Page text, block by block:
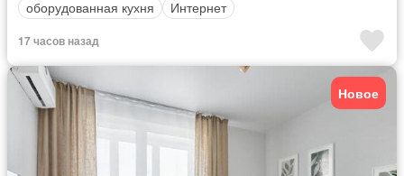
оборудованная кухня
Интернет
17 часов назад
Новое